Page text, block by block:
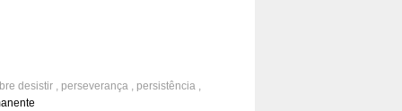
desistir, perseverança, persistência,
,dificuldades